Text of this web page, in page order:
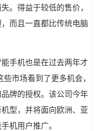
。得益于较低的售价，
而且一直都比传统电脑
手机也是在过去两年才
市场看到了更多机会，
牌的授权。该公司今年
型，并将面向欧洲、亚
机用户推广。